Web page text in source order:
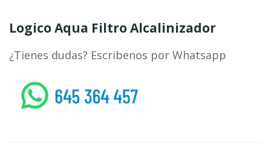
Logico Aqua Filtro Alcalinizador
¿Tienes dudas? Escribenos por Whatsapp
whatsapp